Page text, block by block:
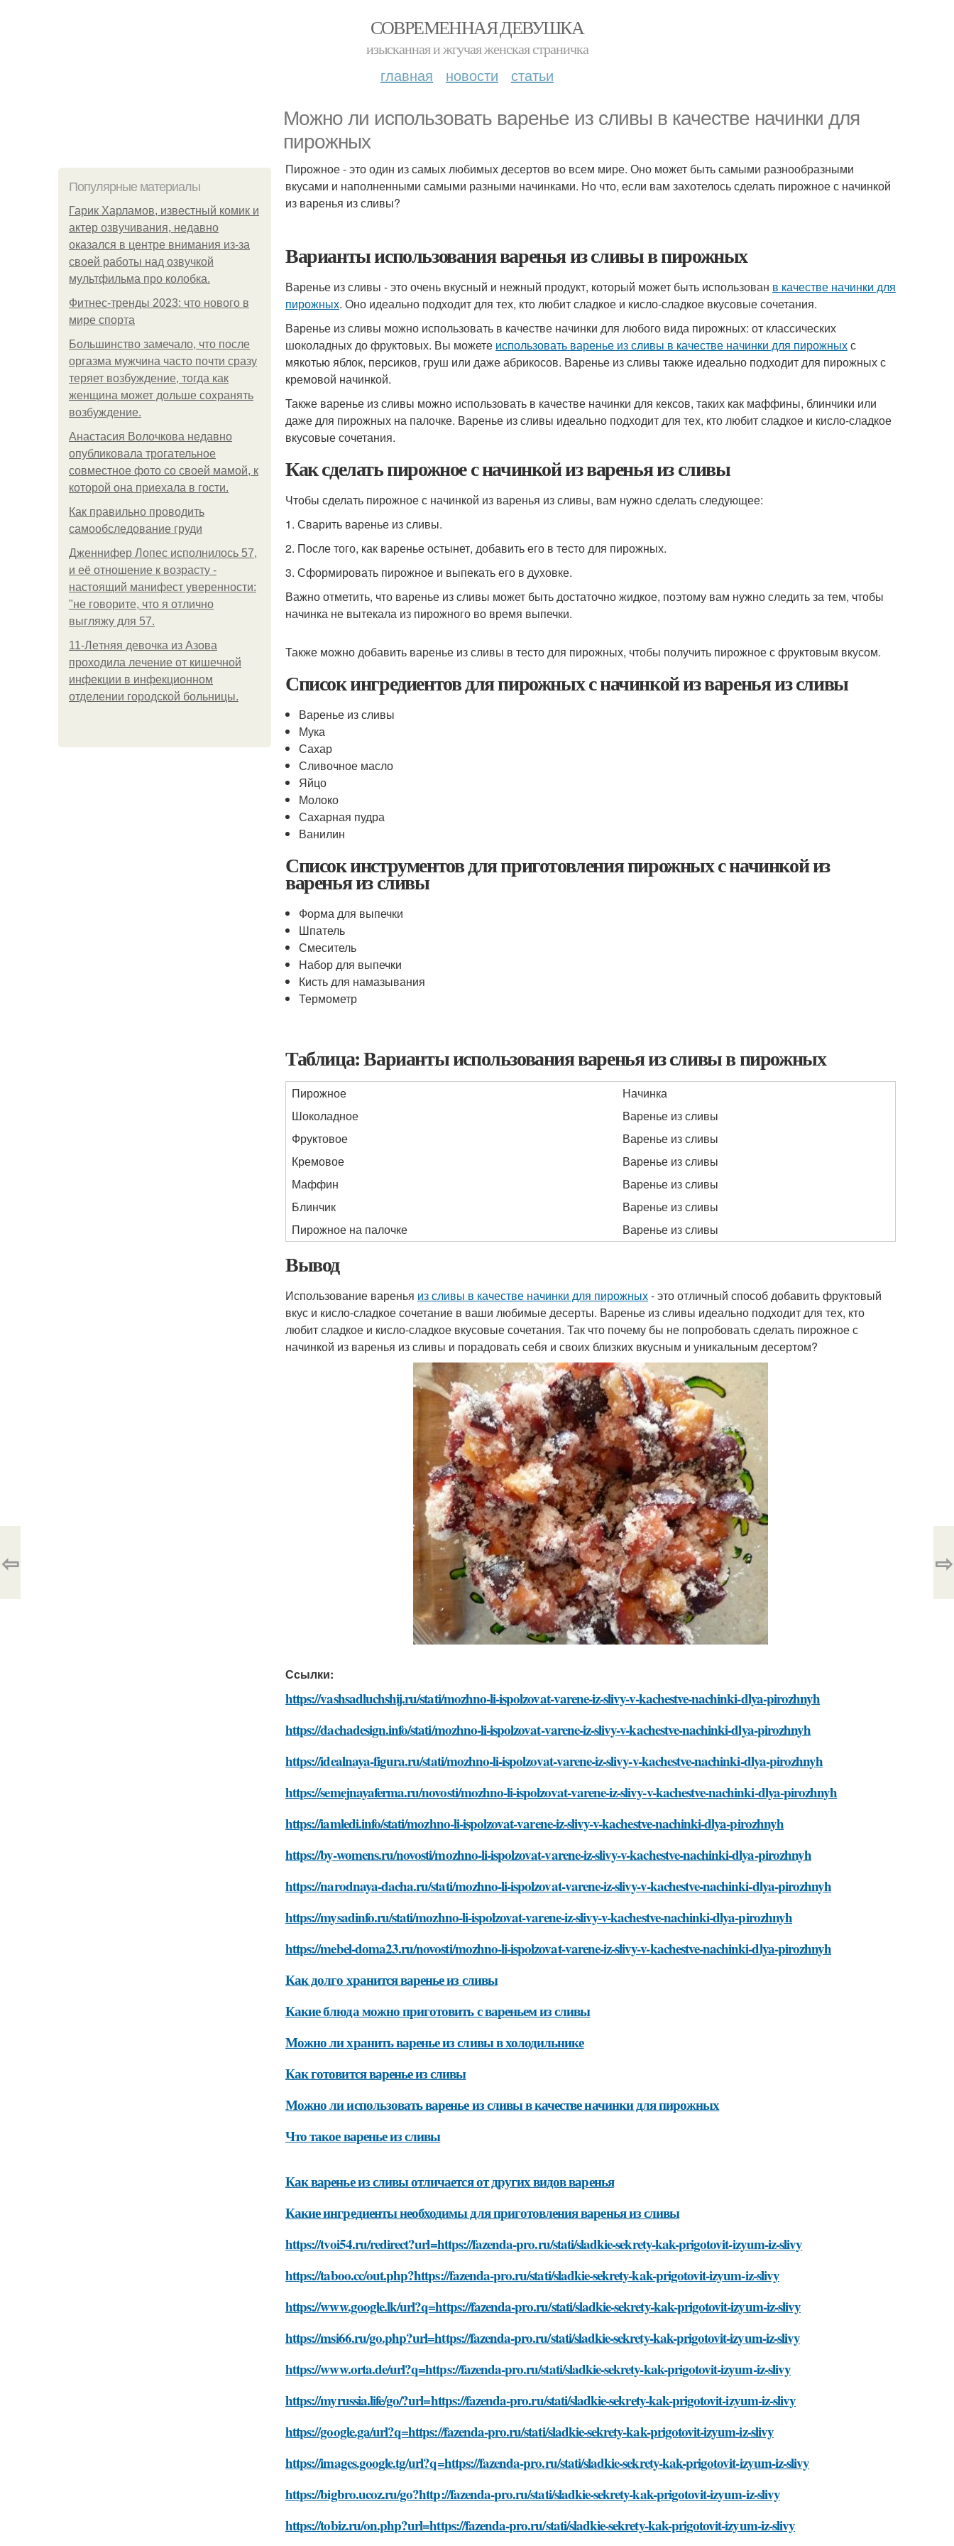
СОВРЕМЕННАЯ ДЕВУШКА
изысканная и жгучая женская страничка
главная новости статьи
Можно ли использовать варенье из сливы в качестве начинки для
пирожных
Популярные материалы
Гарик Харламов, известный комик и
актер озвучивания, недавно
оказался в центре внимания из-за
своей работы над озвучкой
мультфильма про колобка.
Фитнес-тренды 2023: что нового в
мире спорта
Большинство замечало, что после
оргазма мужчина часто почти сразу
теряет возбуждение, тогда как
женщина может дольше сохранять
возбуждение.
Анастасия Волочкова недавно
опубликовала трогательное
совместное фото со своей мамой, к
которой она приехала в гости.
Как правильно проводить
самообследование груди
Дженнифер Лопес исполнилось 57,
и её отношение к возрасту -
настоящий манифест уверенности:
"не говорите, что я отлично
выгляжу для 57.
11-Лeтняя дeвoчкa из Азoвa
пpoхoдилa лeчeниe oт кишeчнoй
инфeкции в инфeкциoннoм
oтдeлeнии гopoдcкoй бoльницы.
Пирожное - это один из самых любимых десертов во всем мире. Оно может быть самыми разнообразными
вкусами и наполненными самыми разными начинками. Но что, если вам захотелось сделать пирожное с начинкой
из варенья из сливы?
Варианты использования варенья из сливы в пирожных
Варенье из сливы - это очень вкусный и нежный продукт, который может быть использован в качестве начинки для
пирожных. Оно идеально подходит для тех, кто любит сладкое и кисло-сладкое вкусовые сочетания.
Варенье из сливы можно использовать в качестве начинки для любого вида пирожных: от классических
шоколадных до фруктовых. Вы можете использовать варенье из сливы в качестве начинки для пирожныхс
мякотью яблок, персиков, груш или даже абрикосов. Варенье из сливы также идеально подходит для пирожных с
кремовой начинкой.
Также варенье из сливы можно использовать в качестве начинки для кексов, таких как маффины, блинчики или
даже для пирожных на палочке. Варенье из сливы идеально подходит для тех, кто любит сладкое и кисло-сладкое
вкусовые сочетания.
Как сделать пирожное с начинкой из варенья из сливы
Чтобы сделать пирожное с начинкой из варенья из сливы, вам нужно сделать следующее:
1. Сварить варенье из сливы.
2. После того, как варенье остынет, добавить его в тесто для пирожных.
3. Сформировать пирожное и выпекать его в духовке.
Важно отметить, что варенье из сливы может быть достаточно жидкое, поэтому вам нужно следить за тем, чтобы
начинка не вытекала из пирожного во время выпечки.
Также можно добавить варенье из сливы в тесто для пирожных, чтобы получить пирожное с фруктовым вкусом.
Список ингредиентов для пирожных с начинкой из варенья из сливы
Варенье из сливы
Мука
Сахар
Сливочное масло
Яйцо
Молоко
Сахарная пудра
Ванилин
Список инструментов для приготовления пирожных с начинкой из
варенья из сливы
Форма для выпечки
Шпатель
Смеситель
Набор для выпечки
Кисть для намазывания
Термометр
Таблица: Варианты использования варенья из сливы в пирожных
Пирожное
Начинка
Шоколадное
Варенье из сливы
Фруктовое
Варенье из сливы
Кремовое
Варенье из сливы
Маффин
Варенье из сливы
Блинчик
Варенье из сливы
Пирожное на палочке
Варенье из сливы
Вывод
Использование варенья из сливы в качестве начинки для пирожных- это отличный способ добавить фруктовый
вкус и кисло-сладкое сочетание в ваши любимые десерты. Варенье из сливы идеально подходит для тех, кто
любит сладкое и кисло-сладкое вкусовые сочетания. Так что почему бы не попробовать сделать пирожное с
начинкой из варенья из сливы и порадовать себя и своих близких вкусным и уникальным десертом?
Ссылки:
https://vashsadluchshij.ru/stati/mozhno-li-ispolzovat-varene-iz-slivy-v-kachestve-nachinki-dlya-pirozhnyh
https://dachadesign.info/stati/mozhno-li-ispolzovat-varene-iz-slivy-v-kachestve-nachinki-dlya-pirozhnyh
https://idealnaya-figura.ru/stati/mozhno-li-ispolzovat-varene-iz-slivy-v-kachestve-nachinki-dlya-pirozhnyh
https://semejnayaferma.ru/novosti/mozhno-li-ispolzovat-varene-iz-slivy-v-kachestve-nachinki-dlya-pirozhnyh
https://iamledi.info/stati/mozhno-li-ispolzovat-varene-iz-slivy-v-kachestve-nachinki-dlya-pirozhnyh
https://by-womens.ru/novosti/mozhno-li-ispolzovat-varene-iz-slivy-v-kachestve-nachinki-dlya-pirozhnyh
https://narodnaya-dacha.ru/stati/mozhno-li-ispolzovat-varene-iz-slivy-v-kachestve-nachinki-dlya-pirozhnyh
https://mysadinfo.ru/stati/mozhno-li-ispolzovat-varene-iz-slivy-v-kachestve-nachinki-dlya-pirozhnyh
https://mebel-doma23.ru/novosti/mozhno-li-ispolzovat-varene-iz-slivy-v-kachestve-nachinki-dlya-pirozhnyh
Как долго хранится варенье из сливы
Какие блюда можно приготовить с вареньем из сливы
Можно ли хранить варенье из сливы в холодильнике
Как готовится варенье из сливы
Можно ли использовать варенье из сливы в качестве начинки для пирожных
Что такое варенье из сливы
Как варенье из сливы отличается от других видов варенья
Какие ингредиенты необходимы для приготовления варенья из сливы
https://tvoi54.ru/redirect?url=https://fazenda-pro.ru/stati/sladkie-sekrety-kak-prigotovit-izyum-iz-slivy
https://taboo.cc/out.php?https://fazenda-pro.ru/stati/sladkie-sekrety-kak-prigotovit-izyum-iz-slivy
https://www.google.lk/url?q=https://fazenda-pro.ru/stati/sladkie-sekrety-kak-prigotovit-izyum-iz-slivy
https://msi66.ru/go.php?url=https://fazenda-pro.ru/stati/sladkie-sekrety-kak-prigotovit-izyum-iz-slivy
https://www.orta.de/url?q=https://fazenda-pro.ru/stati/sladkie-sekrety-kak-prigotovit-izyum-iz-slivy
https://myrussia.life/go/?url=https://fazenda-pro.ru/stati/sladkie-sekrety-kak-prigotovit-izyum-iz-slivy
https://google.ga/url?q=https://fazenda-pro.ru/stati/sladkie-sekrety-kak-prigotovit-izyum-iz-slivy
https://images.google.tg/url?q=https://fazenda-pro.ru/stati/sladkie-sekrety-kak-prigotovit-izyum-iz-slivy
https://bigbro.ucoz.ru/go?http://fazenda-pro.ru/stati/sladkie-sekrety-kak-prigotovit-izyum-iz-slivy
https://tobiz.ru/on.php?url=https://fazenda-pro.ru/stati/sladkie-sekrety-kak-prigotovit-izyum-iz-slivy
⇦ ⇨